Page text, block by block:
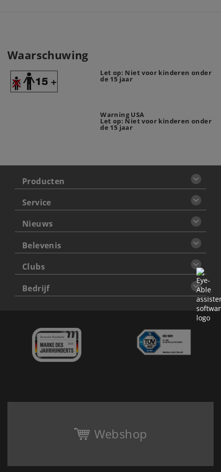
Waarschuwing
Let op: Niet voor kinderen onder
de 15 jaar
Warning USA
Let op: Niet voor kinderen onder
de 15 jaar
Producten
Service
Nieuws
Belevenis
Clubs
Bedrijf
Webshop